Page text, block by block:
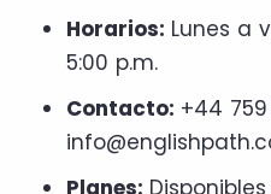
Horarios: Lunes a
5:00 p.m.
Contacto: +44 759